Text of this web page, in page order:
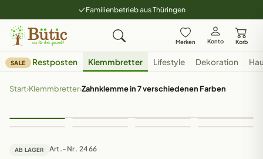
Familienbetrieb aus Thüringen
Merken Konto Korb
SALE Restposten Klemmbretter Lifestyle Dekoration
Start›Klemmbretter›Zahnklemme in 7 verschiedenen Farben
AB LAGER Art.-Nr. 2466